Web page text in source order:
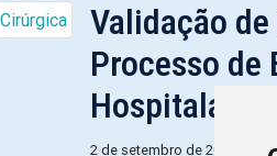
Validação
Processo de
Hospitalar
2 de setembro de 2024 por